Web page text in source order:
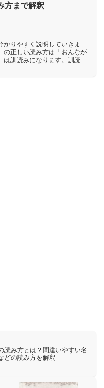
方まで解釈
かりやすく説明していきま
の正しい読み方は「おんなが
は訓読みになります。訓読み
読み方とは？間違いやすい名
どの読み方を解釈